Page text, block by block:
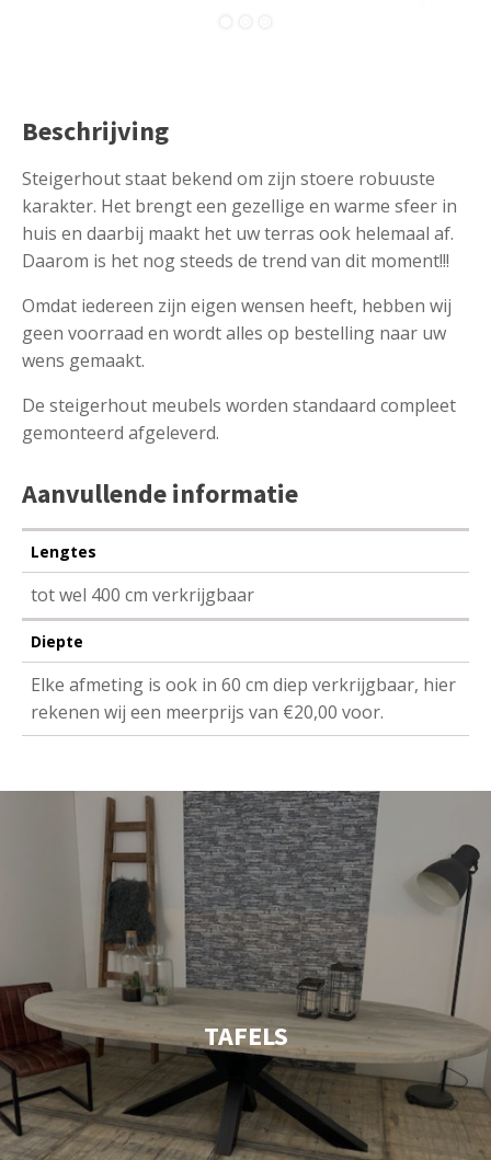
Beschrijving
Steigerhout staat bekend om zijn stoere robuuste
karakter. Het brengt een gezellige en warme sfeer in
huis en daarbij maakt het uw terras ook helemaal af.
Daarom is het nog steeds de trend van dit moment!!!
Omdat iedereen zijn eigen wensen heeft, hebben wij
geen voorraad en wordt alles op bestelling naar uw
wens gemaakt.
De steigerhout meubels worden standaard compleet
gemonteerd afgeleverd.
Aanvullende informatie
Lengtes
tot wel 400 cm verkrijgbaar
Diepte
Elke afmeting is ook in 60 cm diep verkrijgbaar, hier
rekenen wij een meerprijs van €20,00 voor.
TAFELS